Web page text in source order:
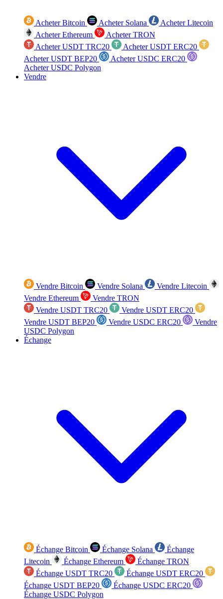
Acheter Bitcoin Acheter Solana
Acheter Litecoin
Acheter Ethereum
Acheter TRON
Acheter USDT TRC20
Acheter USDT ERC20
Acheter USDT BEP20
Acheter USDC ERC20
Acheter USDC Polygon
Vendre
Vendre Bitcoin Vendre Solana
Vendre Litecoin
Vendre Ethereum
Vendre TRON
Vendre USDT TRC20
Vendre USDT ERC20
Vendre USDT BEP20
Vendre USDC ERC20
Vendre
USDC Polygon
Échange
Échange Bitcoin Échange Solana
Échange
Litecoin
Échange Ethereum
Échange TRON
Échange USDT TRC20
Échange USDT ERC20
Échange USDT BEP20
Échange USDC ERC20
Échange USDC Polygon